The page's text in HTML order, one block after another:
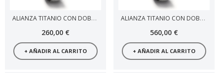
ALIANZA TITANIO CON DOBLE FRANJA CARBONO
260,00 €
+ AÑADIR AL CARRITO
ALIANZA TITANIO CON DOBLE FRANJA CARBONO Y DIAMANTES
560,00 €
+ AÑADIR AL CARRITO